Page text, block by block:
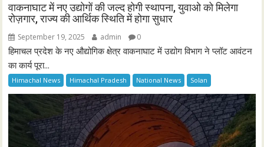
वाकनाघाट में नए उद्योगों की जल्द होगी स्थापना, युवाओ को मिलेगा
रोज़गार, राज्य की आर्थिक स्थिति में होगा सुधार
September 19, 2025 admin 0
हिमाचल प्रदेश के नए औद्योगिक क्षेत्र वाकनाघाट में उद्योग विभाग ने प्लॉट आवंटन
का कार्य पूरा...
Himachal News Himachal Pradesh National News Solan